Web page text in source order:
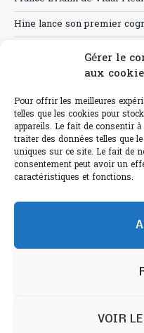
Gérer le
aux
Pour offrir les meilleures
telles que les cookies pour
appareils. Le fait de consentir
traiter des données telles que
uniques sur ce site. Le fait de
consentement peut avoir un
caractéristiques et fonctions.
VOIR
Hine lance son premier
Sélection de rosés 2026
L'abus d'alcool est
©paris-bistro 2026 Paris-
mail: